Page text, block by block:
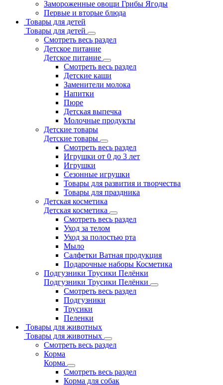
Замороженные овощи Грибы Ягоды
Первые и вторые блюда
Товары для детей
Товары для детей
Смотреть весь раздел
Детское питание
Детское питание
Смотреть весь раздел
Детские каши
Заменители молока
Напитки
Пюре
Детская выпечка
Молочные продукты
Детские товары
Детские товары
Смотреть весь раздел
Игрушки от 0 до 3 лет
Игрушки
Сезонные игрушки
Товары для развития и творчества
Товары для праздника
Детская косметика
Детская косметика
Смотреть весь раздел
Уход за телом
Уход за полостью рта
Мыло
Салфетки Ватная продукция
Подарочные наборы Косметика
Подгузники Трусики Пелёнки
Подгузники Трусики Пелёнки
Смотреть весь раздел
Подгузники
Трусики
Пеленки
Товары для животных
Товары для животных
Смотреть весь раздел
Корма
Корма
Смотреть весь раздел
Корма для собак